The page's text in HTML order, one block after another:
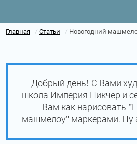
Главная / Статьи / Новогодний
Добрый день! С Вами
школа Империя Пикчер и
Вам как нарисовать
машмелоу" маркерами. Ну